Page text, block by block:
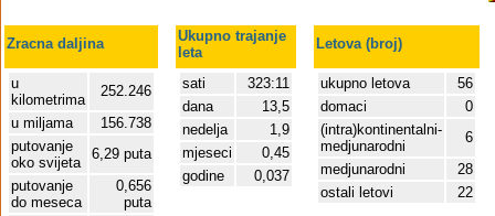
Zracna daljina
Ukupno trajanje
leta
Letova (broj)
u
kilometrima
252.246
u miljama
156.738
putovanje
oko svijeta
6,29 puta
putovanje
do meseca
0,656
puta
sati
323:11
dana
13,5
nedelja
1,9
mjeseci
0,45
godine
0,037
ukupno letova
56
domaci
0
(intra)kontinentalni-
medjunarodni
6
medjunarodni
28
ostali letovi
22